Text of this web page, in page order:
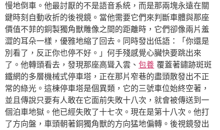
慢地倒車。他最討厭的不是語音系統，而是那兩塊永遠在關
鍵時刻自動收折的後視鏡。當他需要它們來判斷車體與那座
價值不菲的銅製獨角獸雕像之間的距離時，它們卻像兩片羞
澀的耳朵一樣，優雅地縮了回去。同時發出低語：「你還是
別看了，反正你也停不好。」何手殘感覺心臟快要跳出來
了。他轉頭看去，發現那座高聳入雲、 包養 覆蓋著鏽跡斑斑
鐵網的多層機械式停車塔，正在那片窄巷的盡頭散發出不正
常的綠光。這棟停車塔是個異類，它的三號車位始終空著，
並且傳說只要有人敢在它面前失敗十八次，就會被傳送到一
個泊車地獄。他已經失敗了十七次。現在是第十八次。他打
了方向盤，車頭朝著銅獨角獸的方向猛地偏轉。後視鏡發出